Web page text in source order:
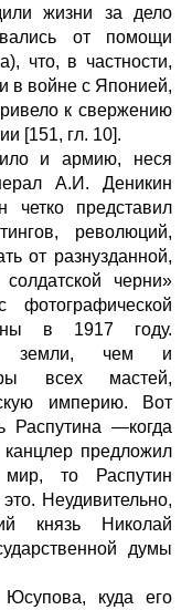
жизни за дело
от помощи
что, в частности,
в войне с Японией,
к свержению
[151, гл. 10].
и армию, неся
А.И. Деникин
представил
революций,
от разнузданной,
черни»
в 1917 году.
земли, чем и
всех мастей,
империю. Вот
Распутина —когда
предложил
мир, то Распутин
Неудивительно,
князь Николай
думы
Юсупова, куда его